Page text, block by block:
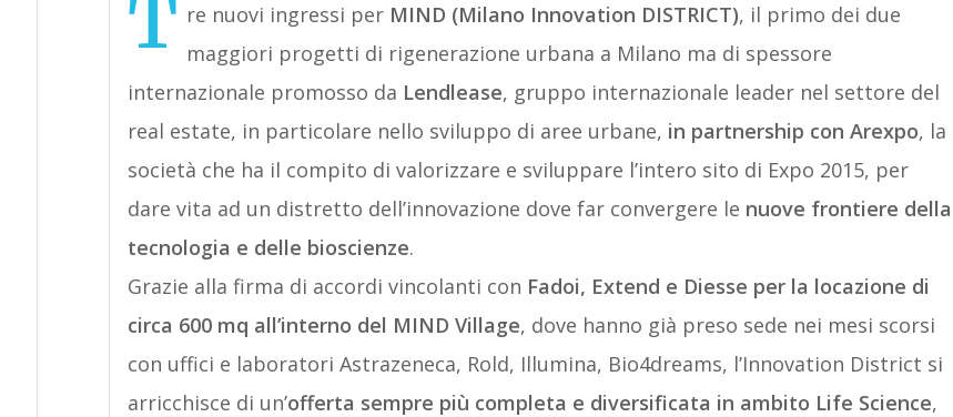
T re nuovi ingressi per MIND (Milano Innovation DISTRICT), il primo dei due
maggiori progetti di rigenerazione urbana a Milano ma di spessore
internazionale promosso da Lendlease, gruppo internazionale leader nel settore del
real estate, in particolare nello sviluppo di aree urbane, in partnership con Arexpo, la
società che ha il compito di valorizzare e sviluppare l’intero sito di Expo 2015, per
dare vita ad un distretto dell’innovazione dove far convergere le nuove frontiere della
tecnologia e delle bioscienze.
Grazie alla firma di accordi vincolanti con Fadoi, Extend e Diesse per la locazione di
circa 600 mq all’interno del MIND Village, dove hanno già preso sede nei mesi scorsi
con uffici e laboratori Astrazeneca, Rold, Illumina, Bio4dreams, l’Innovation District si
arricchisce di un’offerta sempre più completa e diversificata in ambito Life Science,